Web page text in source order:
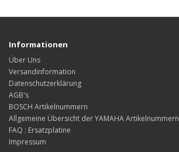
Informationen
Über Uns
Versandinformation
Datenschutzerklärung
AGB's
BOSCH Artikelnummern
Allgemeine Übersicht der YAMAHA Artikelnummern
FAQ : Ersatzplatine
Impressum